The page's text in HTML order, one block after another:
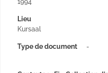
Lieu
Kursaal
Type de document -